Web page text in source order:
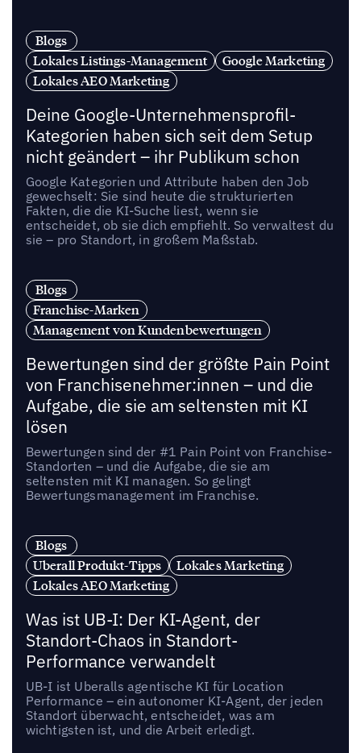
Blogs
Lokales Listings-Management
Google Marketing
Lokales AEO Marketing
Deine Google-Unternehmensprofil-
Kategorien haben sich seit dem Setup
nicht geändert – ihr Publikum schon
Google Kategorien und Attribute haben den Job
gewechselt: Sie sind heute die strukturierten
Fakten, die die KI-Suche liest, wenn sie
entscheidet, ob sie dich empfiehlt. So verwaltest du
sie – pro Standort, in großem Maßstab.
Blogs
Franchise-Marken
Management von Kundenbewertungen
Bewertungen sind der größte Pain Point
von Franchisenehmer:innen – und die
Aufgabe, die sie am seltensten mit KI
lösen
Bewertungen sind der #1 Pain Point von Franchise-
Standorten – und die Aufgabe, die sie am
seltensten mit KI managen. So gelingt
Bewertungsmanagement im Franchise.
Blogs
Uberall Produkt-Tipps
Lokales Marketing
Lokales AEO Marketing
Was ist UB-I: Der KI-Agent, der
Standort-Chaos in Standort-
Performance verwandelt
UB-I ist Uberalls agentische KI für Location
Performance – ein autonomer KI-Agent, der jeden
Standort überwacht, entscheidet, was am
wichtigsten ist, und die Arbeit erledigt.